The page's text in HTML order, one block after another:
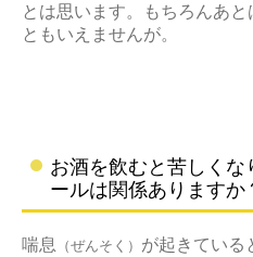
とは思います。もちろんあ
ともいえませんが。
お酒を飲むと苦しくな
ールは関係ありますか
喘息 （ぜんそく） が起きている